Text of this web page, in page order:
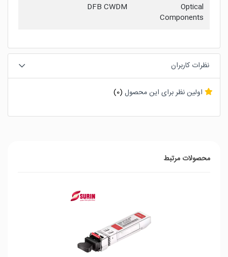
Optical
Components
DFB CWDM
نظرات کاربران
اولین نظر برای این محصول (0)
محصولات مرتبط